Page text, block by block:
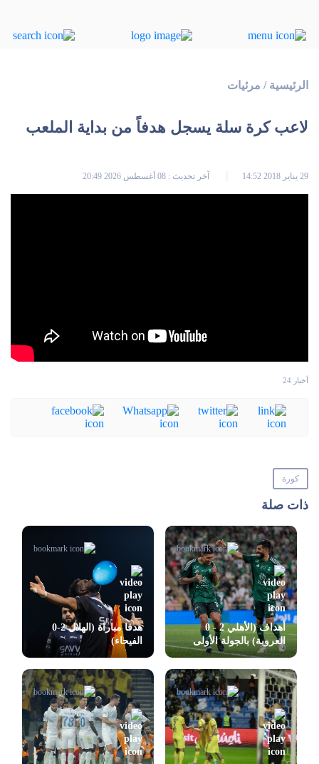
الرئيسية / مرئيات
لاعب كرة سلة يسجل هدفاً من بداية الملعب
29 يناير 2018 14:52 آخر تحديث : 08 أغسطس 2026 20:49
أخبار 24
كورة
ذات صلة
أهداف (الأهلي 2 - 0
العروبة) بالجولة الأولى
بدوري روشن
هدفا مباراة (الهلال 2-0
الفيحاء)